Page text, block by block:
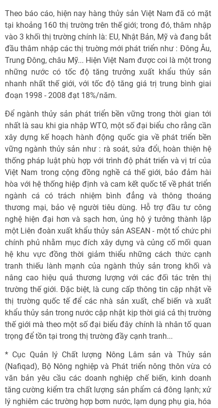
Theo báo cáo, hiện nay hàng thủy sản Việt Nam đã có mặt
tại khoảng 160 thị trường trên thế giới; trong đó, thâm nhập
vào 3 khối thị trường chính là: EU, Nhật Bản, Mỹ và đang bắt
đầu thâm nhập các thị truờng mới phát triển như : Đông Âu,
Trung Đông, châu Mỹ... Hiện Việt Nam được coi là một trong
những nước có tốc độ tăng trưởng xuất khẩu thủy sản
nhanh nhất thế giới, với tốc độ tăng giá trị trung bình giai
đoạn 1998 - 2008 đạt 18%/năm.
Để ngành thủy sản phát triển bền vững trong thời gian tới
nhất là sau khi gia nhập WTO, một số đại biểu cho rằng cần
xây dựng kế hoạch hành động quốc gia về phát triển bền
vững ngành thủy sản như : rà soát, sửa đổi, hoàn thiện hệ
thống pháp luật phù hợp với trình độ phát triển và vị trí của
Việt Nam trong cộng đồng nghề cá thế giới, bảo đảm hài
hòa với hệ thống hiệp định và cam kết quốc tế về phát triển
ngành cá có trách nhiệm bình đẳng và thông thoáng
thương mại, bảo vệ người tiêu dùng. Hỗ trợ đầu tư công
nghệ hiện đại hơn và sạch hơn, ủng hộ ý tưởng thành lập
một Liên đoàn xuất khẩu thủy sản ASEAN - một tổ chức phi
chính phủ nhằm mục đích xây dựng và củng cố mối quan
hệ khu vực đồng thời giảm thiểu những cách thức cạnh
tranh thiếu lành mạnh của ngành thủy sản trong khối và
nâng cao hiệu quả thương lượng với các đối tác trên thị
trường thế giới. Đặc biệt, là cung cấp thông tin cập nhật về
thị trường quốc tế để các nhà sản xuất, chế biến và xuất
khẩu thủy sản trong nước cập nhật kịp thời giá cả thị trường
thế giới mà theo một số đại biểu đây chính là nhân tố quan
trọng để tồn tại trong thị trường đầy cạnh tranh...
* Cục Quản lý Chất lượng Nông Lâm sản và Thủy sản
(Nafiqad), Bộ Nông nghiệp và Phát triển nông thôn vừa có
văn bản yêu cầu các doanh nghiệp chế biến, kinh doanh
tăng cường kiểm tra chất lượng sản phẩm cá đông lạnh; xử
lý nghiêm các trường hợp bơm nước, lạm dụng phụ gia, hóa